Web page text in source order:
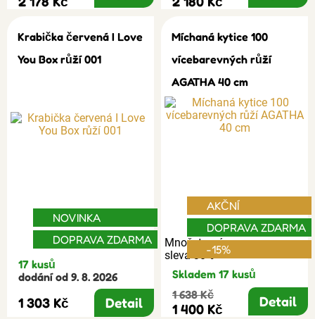
Krabička červená I Love
You Box růží 001
NOVINKA
DOPRAVA ZDARMA
17 kusů
dodání od 9. 8. 2026
1 303 Kč Detail
Míchaná kytice 100
vícebarevných růží
AGATHA 40 cm
Množstevní
sleva 30%
AKČNÍ
DOPRAVA ZDARMA
-15%
Skladem 17 kusů
1 638 Kč
1 400 Kč Detail